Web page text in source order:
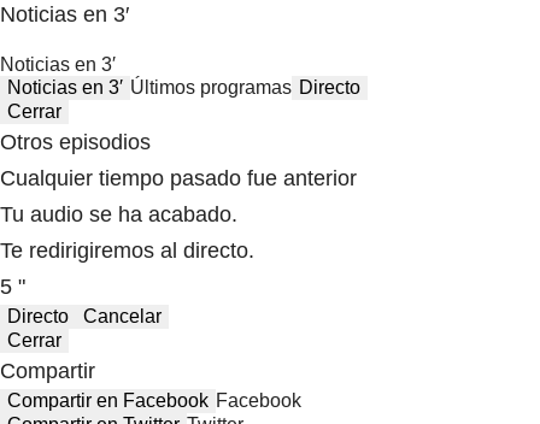
Noticias en 3′
Noticias en 3′
Noticias en 3′ Últimos programas Directo
Cerrar
Otros episodios
Cualquier tiempo pasado fue anterior
Tu audio se ha acabado.
Te redirigiremos al directo.
5 "
Directo
Cancelar
Cerrar
Compartir
Compartir en Facebook Facebook